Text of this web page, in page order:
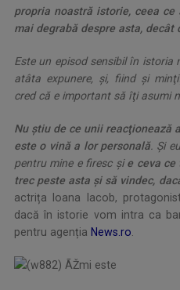
propria noastră istorie, ceea
mai degrabă despre asta,
Este un episod sensibil în
atâta expunere, şi, fiind şi
cred că e important să îţi asumi
Nu ştiu de ce unii reacţionează
este o vină a lor personală. Şi
pentru mine e firesc şie ceva ce
trec peste asta şi să vindec,
actrița Ioana Iacob,
dacă în istorie vom intra ca
pentru agenția News.ro